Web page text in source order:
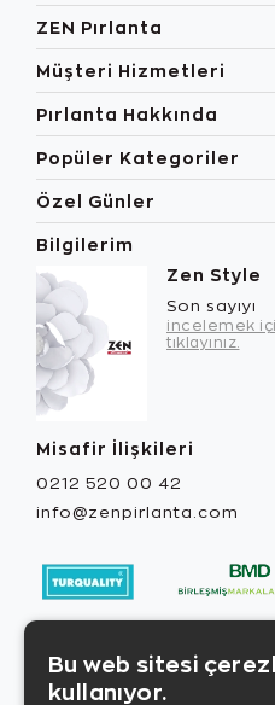
ZEN Pırlanta
Müşteri Hizmetleri
Pırlanta Hakkında
Popüler Kategoriler
Özel Günler
Bilgilerim
Zen Style
Son sayıyı
incelemek
tıklayınız.
Misafir İlişkileri
0212 520 00 42
info@zenpirlanta.com
Bu web sitesi
kullanıyor.